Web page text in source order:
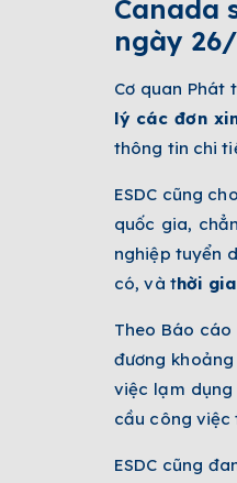
Canada
ngày
Cơ quan Phát
lý các đơn
thông tin chi
ESDC cũng
quốc gia,
nghiệp tuyển
có, và thời
Theo Báo
đương
việc lạm
cầu công việc
ESDC cũng